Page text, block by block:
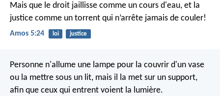
Mais que le droit jaillisse comme un cours d'eau, et la
justice comme un torrent qui n’arrête jamais de couler!
Amos 5:24 loi justice
Personne n'allume une lampe pour la couvrir d'un vase
ou la mettre sous un lit, mais il la met sur un support,
afin que ceux qui entrent voient la lumière.